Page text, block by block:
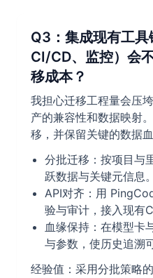
Q3：集成现有工具
CI/CD、监控）会
移成本？
我担心迁移工程量会压
产的兼容性和数据映射
移，并保留关键的数据
分批迁移：按项目与
跃数据与关键元信息。
API对齐：用
验与审计，接入现有
血缘保持：在模型卡
与参数，使历史追溯
经验值：采用分批策略